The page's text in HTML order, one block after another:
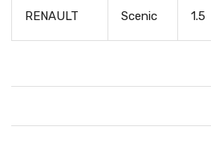
RENAULT Scenic 1.5